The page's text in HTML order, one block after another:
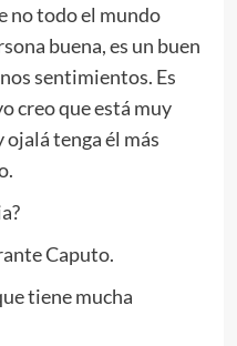
no todo el mundo
buena, es un buen
sentimientos. Es
creo que está muy
ojalá tenga él más
Caputo.
tiene mucha